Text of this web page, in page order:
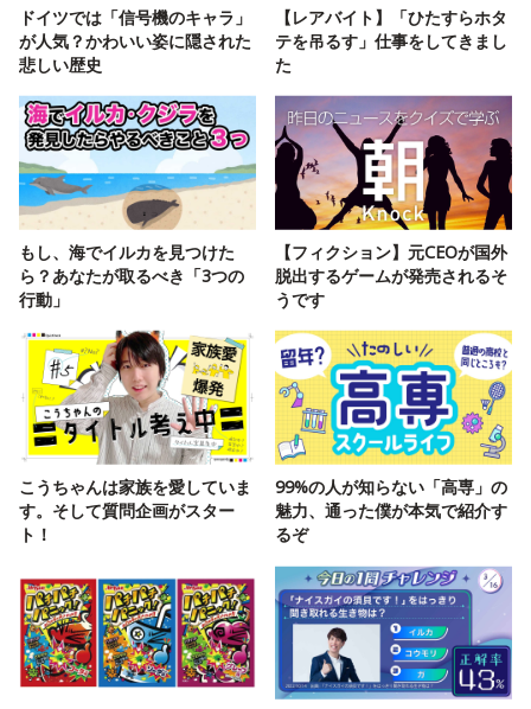
ドイツでは「信号機のキャラ」
が人気？かわいい姿に隠された
悲しい歴史
【レアバイト】「ひたすらホタ
テを吊るす」仕事をしてきまし
た
もし、海でイルカを見つけた
ら？あなたが取るべき「3つの
行動」
【フィクション】元CEOが国外
脱出するゲームが発売されるそ
うです
こうちゃんは家族を愛していま
す。そして質問企画がスター
ト！
99%の人が知らない「高専」の
魅力、通った僕が本気で紹介す
るぞ